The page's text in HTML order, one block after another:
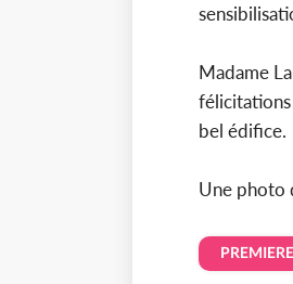
Madame
bel édifice.
Une photo